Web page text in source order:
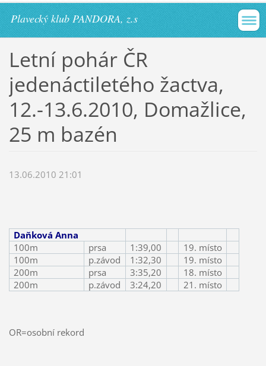
Plavecký klub PANDORA, z.s
Letní pohár ČR
jedenáctiletého žactva,
12.-13.6.2010, Domažlice,
25 m bazén
13.06.2010 21:01
Daňková Anna
100m
prsa 1:39,00
19. místo
100m
p.závod 1:32,30
19. místo
200m
prsa 3:35,20
18. místo
200m
p.závod 3:24,20 21. místo
OR=osobní rekord